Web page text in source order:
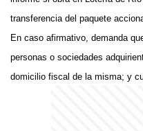
transferencia del paquete
En caso afirmativo, demanda
personas o sociedades
domicilio fiscal de la misma; y